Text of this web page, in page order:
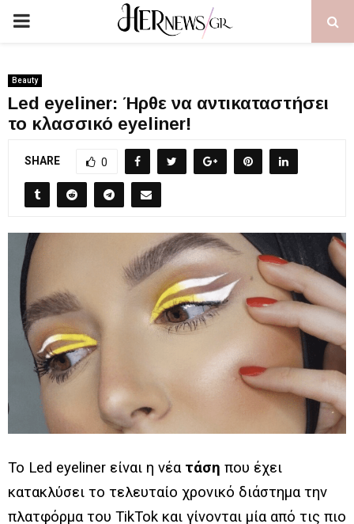
PRIMARY
Beauty
Led eyeliner: Ήρθε να αντικαταστήσει
το κλασσικό eyeliner!
SHARE 0
To Led eyeliner είναι η νέα τάση που έχει
κατακλύσει το τελευταίο χρονικό διάστημα την
πλατφόρμα του TikTok και γίνoνται μία από τις πιο